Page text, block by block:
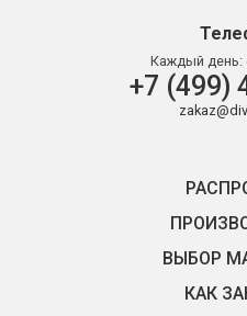
Каждый день:
+7 (499)
ВЫБОР
КАК